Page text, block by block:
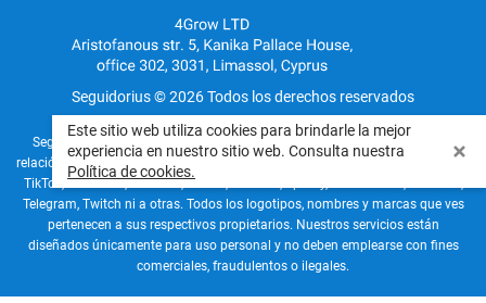
Seguidorius © 2026 Todos los derechos reservados
Seguidorius funciona de forma completamente independiente y no tiene
relación oficial, patrocinio ni alianza con ninguna red social, como Instagram,
TikTok, Facebook, YouTube, Twitter, LinkedIn, Spotify, SoundCloud, Pinterest,
Telegram, Twitch ni a otras. Todos los logotipos, nombres y marcas que ves
pertenecen a sus respectivos propietarios. Nuestros servicios están
diseñados únicamente para uso personal y no deben emplearse con fines
comerciales, fraudulentos o ilegales.
Este sitio web utiliza cookies para brindarle la mejor
experiencia en nuestro sitio web. Consulta nuestra
Política de cookies.